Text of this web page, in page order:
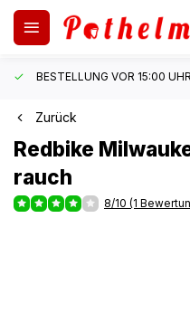
BESTELLUNG VOR 15:00
Zurück
Redbike
rauch
8/10 (1